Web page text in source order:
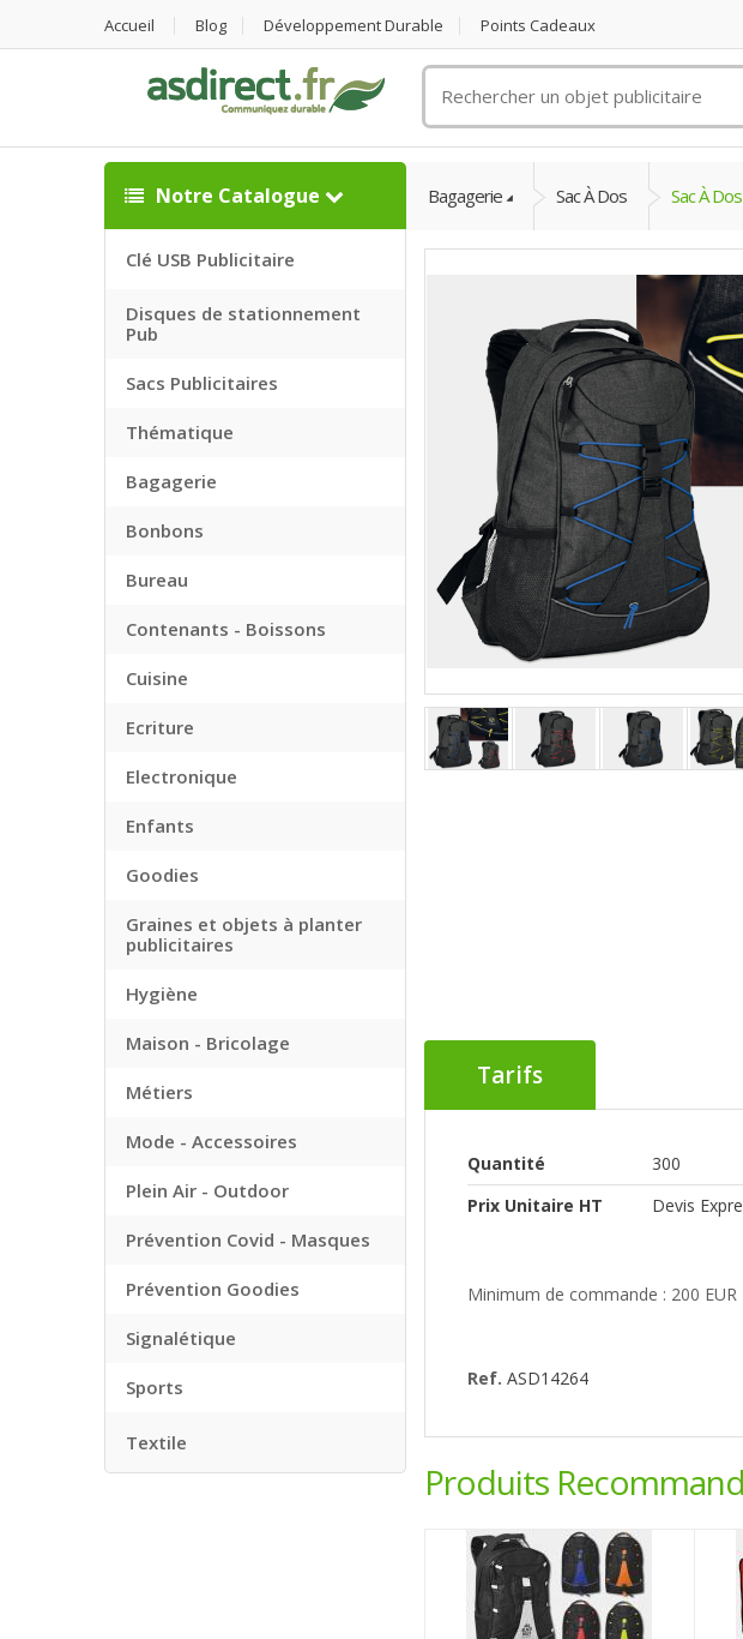
Accueil Blog Développement Durable Points Cadeaux
un
objet
publicitaire
Notre Catalogue
Clé USB Publicitaire
Disques de stationnement
Pub
Sacs Publicitaires
Thématique
Bagagerie
Bonbons
Bureau
Contenants - Boissons
Cuisine
Ecriture
Electronique
Enfants
Goodies
Graines et objets à planter
publicitaires
Hygiène
Maison - Bricolage
Métiers
Mode - Accessoires
Plein Air - Outdoor
Prévention Covid - Masques
Prévention Goodies
Signalétique
Sports
Textile
Bagagerie Sac À Dos Sac À
Tarifs
Quantité 300
Prix Unitaire HT
Devis
Minimum de commande : 200 EUR
Ref. ASD14264
Produits